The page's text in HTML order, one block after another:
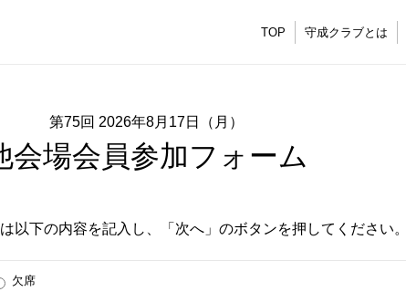
TOP 守成クラブとは
第75回 2026年8月17日（月）
会場会員参加フォーム
以下の内容を記入し、「次へ」のボタンを押してください。
欠席